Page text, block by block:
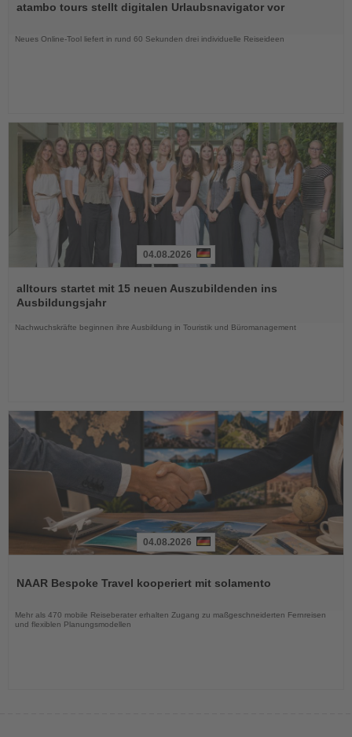
die
atambo tours stellt digitalen Urlaubsnavigator vor
Neues Online-Tool liefert in rund 60 Sekunden drei individuelle Reiseideen
Sie
die
04.08.2026
alltours startet mit 15 neuen Auszubildenden ins
Ausbildungsjahr
Nachwuchskräfte beginnen ihre Ausbildung in Touristik und Büromanagement
die
04.08.2026
NAAR Bespoke Travel kooperiert mit solamento
Mehr als 470 mobile Reiseberater erhalten Zugang zu maßgeschneiderten Fernreisen
und flexiblen Planungsmodellen